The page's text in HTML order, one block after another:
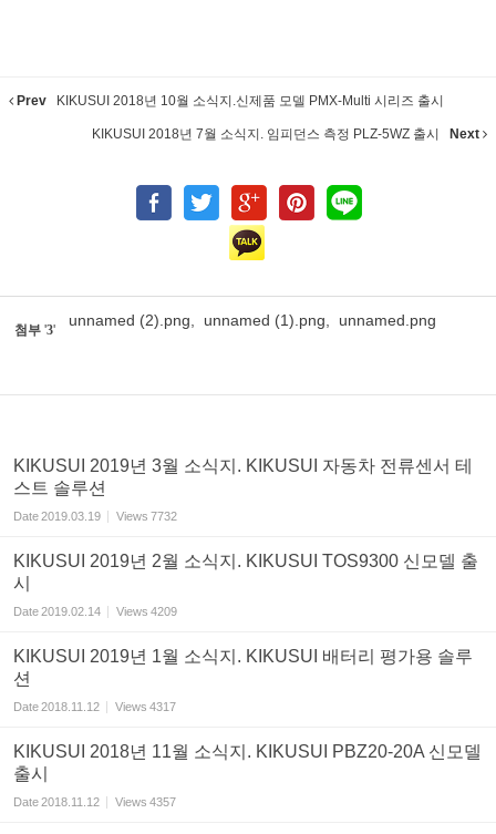
Prev KIKUSUI 2018년 10월 소식지.신제품 모델 PMX-Multi 시리즈 출시
KIKUSUI 2018년 7월 소식지. 임피던스 측정 PLZ-5WZ 출시 Next
첨부 '3'
unnamed (2).png, unnamed (1).png, unnamed.png
KIKUSUI 2019년 3월 소식지. KIKUSUI 자동차 전류센서 테
스트 솔루션
Date2019.03.19 Views 7732
KIKUSUI 2019년 2월 소식지. KIKUSUI TOS9300 신모델 출
시
Date2019.02.14 Views 4209
KIKUSUI 2019년 1월 소식지. KIKUSUI 배터리 평가용 솔루
션
Date2018.11.12 Views 4317
KIKUSUI 2018년 11월 소식지. KIKUSUI PBZ20-20A 신모델
출시
Date2018.11.12 Views 4357